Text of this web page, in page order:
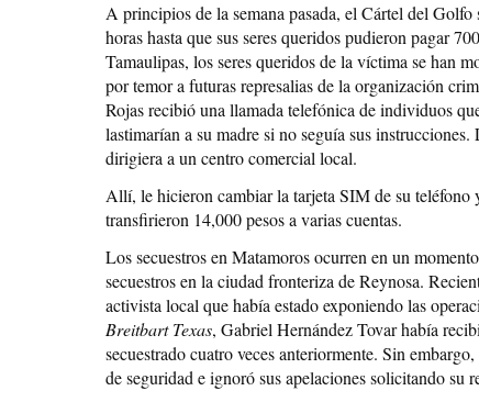
A principios de la semana pasada, el Cártel del
horas hasta que sus seres queridos pudieron pagar
Tamaulipas, los seres queridos de la víctima se han
por temor a futuras represalias de la organización
Rojas recibió una llamada telefónica de individuos
lastimarían a su madre si no seguía sus
dirigiera a un centro comercial local.
Allí, le hicieron cambiar la tarjeta SIM de su teléfono
transfirieron 14,000 pesos a varias cuentas.
Los secuestros en Matamoros ocurren en un
secuestros en la ciudad fronteriza de Reynosa.
activista local que había estado exponiendo las
Breitbart Texas, Gabriel Hernández Tovar había
secuestrado cuatro veces anteriormente. Sin
de seguridad e ignoró sus apelaciones solicitando su